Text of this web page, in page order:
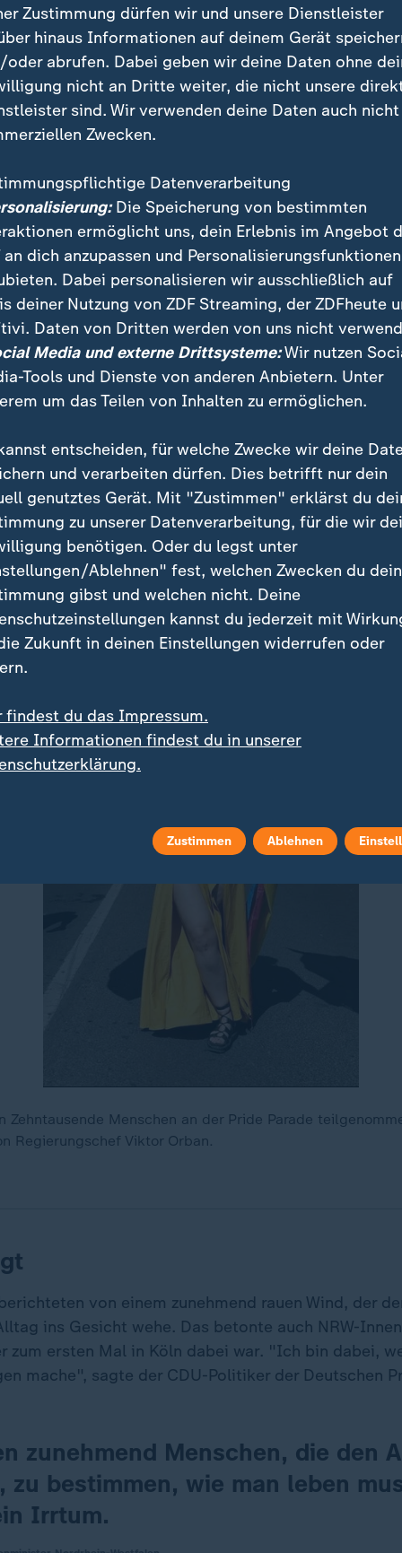
sind LGBTQ vollkommen gleichgestellt. In welchen
queere Menschen am besten und schlechtesten ist.
einer der größten Europas
stand diesmal unter dem Motto "Für Queerrechte
Begleitet wurde die Veranstaltung von einem
Kölner Innenstadt. Nach Angaben der Polizei gab
keinerlei Zwischenfälle.
im Zeichen der Forderung gleicher
transsexuelle, intersexuelle und queere
Art in Deutschland und Europa.
Zehntausende Menschen an der Pride Parade
Regierungschef Viktor Orban.
von einem zunehmend rauen Wind, der
ins Gesicht wehe. Das betonte auch NRW-
zum ersten Mal in Köln dabei war. "Ich bin dabei,
mache", sagte der CDU-Politiker der Deutschen
zunehmend Menschen, die den
zu bestimmen, wie man leben
Irrtum.
Zustimmung dürfen wir und unsere Dienstleister
hinaus Informationen auf deinem Gerät
oder abrufen. Dabei geben wir deine Daten ohne
nicht an Dritte weiter, die nicht unsere
sind. Wir verwenden deine Daten auch nicht
Zwecken.
Datenverarbeitung
Die Speicherung von bestimmten
ermöglicht uns, dein Erlebnis im Angebot
an dich anzupassen und Personalisierungsfunktionen
Dabei personalisieren wir ausschließlich auf
deiner Nutzung von ZDF Streaming, der ZDFheute
Daten von Dritten werden von uns nicht
Media und externe Drittsysteme:Wir nutzen
Tools und Dienste von anderen Anbietern. Unter
um das Teilen von Inhalten zu ermöglichen.
entscheiden, für welche Zwecke wir deine
und verarbeiten dürfen. Dies betrifft nur dein
genutztes Gerät. Mit "Zustimmen" erklärst du
zu unserer Datenverarbeitung, für die wir
benötigen. Oder du legst unter
Ablehnen" fest, welchen Zwecken du
gibst und welchen nicht. Deine
kannst du jederzeit mit
Zukunft in deinen Einstellungen widerrufen oder
findest du das Impressum.
Informationen findest du in unserer
Zustimmen Ablehnen